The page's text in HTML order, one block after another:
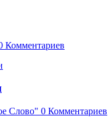
Комментариев
Слово" 0 Комментариев